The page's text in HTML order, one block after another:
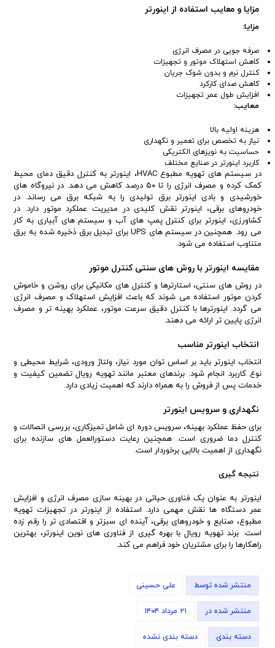
مزایا و معایب استفاده از اینورتر
مزایا:
صرفه جویی در مصرف انرژی
کاهش استهلاک موتور و تجهیزات
کنترل نرم و بدون شوک جریان
کاهش صدای کارکرد
افزایش طول عمر تجهیزات
معایب:
هزینه اولیه بالا
نیاز به تخصص برای تعمیر و نگهداری
حساسیت به نویزهای الکتریکی
کاربرد اینورتر در صنایع مختلف
در سیستم های تهویه مطبوع HVAC، اینورتر به کنترل دقیق دمای محیط
کمک کرده و مصرف انرژی را تا ۵۰ درصد کاهش می دهد. در نیروگاه های
خورشیدی و بادی اینورتر برق تولیدی را به شبکه برق می رساند. در
خودروهای برقی، اینورتر نقش کلیدی در مدیریت عملکرد موتور دارد. در
کشاورزی، اینورتر برای کنترل پمپ های آب و سیستم های آبیاری به کار
می رود. همچنین در سیستم های UPS برای تبدیل برق ذخیره شده به برق
متناوب استفاده می شود.
مقایسه اینورتر با روش های سنتی کنترل موتور
در روش های سنتی، استارترها و کنترل های مکانیکی برای روشن و خاموش
کردن موتور استفاده می شوند که باعث افزایش استهلاک و مصرف انرژی
می گردد. اینورترها با کنترل دقیق سرعت موتور، عملکرد بهینه تر و مصرف
انرژی پایین تر ارائه می دهند.
انتخاب اینورتر مناسب
انتخاب اینورتر باید بر اساس توان مورد نیاز، ولتاژ ورودی، شرایط محیطی و
نوع کاربرد انجام شود. برندهای معتبر مانند تهویه رویال تضمین کیفیت و
خدمات پس از فروش را به همراه دارند که اهمیت زیادی دارد.
نگهداری و سرویس اینورتر
برای حفظ عملکرد بهینه، سرویس دوره ای شامل تمیزکاری، بررسی اتصالات و
کنترل دما ضروری است. همچنین رعایت دستورالعمل های سازنده برای
نگهداری از اهمیت بالایی برخوردار است.
نتیجه گیری
اینورتر به عنوان یک فناوری حیاتی در بهینه سازی مصرف انرژی و افزایش
عمر دستگاه ها نقش مهمی دارد. استفاده از اینورتر در تجهیزات تهویه
مطبوع، صنایع و خودروهای برقی، آینده ای سبزتر و اقتصادی تر را رقم زده
است. برند تهویه رویال با بهره گیری از فناوری های نوین اینورتر، بهترین
راهکارها را برای مشتریان خود فراهم می کند.
منتشر شده توسط علی حسینی
منتشر شده در ۲۱ مرداد ۱۴۰۴
دسته بندی دسته بندی نشده